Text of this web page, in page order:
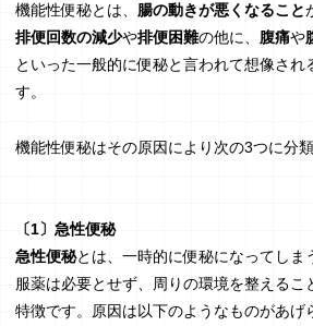
機能性便秘とは、 腸の動きが悪くなること
排便回数の減少や排便困難の他に、 腹痛や
といった一般的に便秘と言われて想像され
す。
機能性便秘はその原因により次の3つに分類
〔1〕急性便秘
急性便秘とは、一時的に便秘になってしま
服薬は必要とせず、周りの環境を整えるこ
特徴です。原因は以下のようなものがあげ